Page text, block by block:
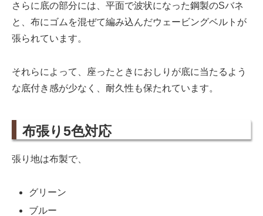
さらに底の部分には、平面で波状になった鋼製のSバネ
と、布にゴムを混ぜて編み込んだウェービングベルトが
張られています。
それらによって、座ったときにおしりが底に当たるよう
な底付き感が少なく、耐久性も保たれています。
布張り5色対応
張り地は布製で、
グリーン
ブルー